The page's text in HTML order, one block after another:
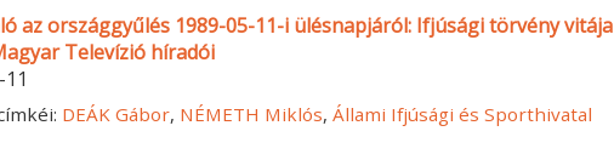
az országgyűlés 1989-05-11-i ülésnapjáról: Ifjúsági törvény vitája
Televízió híradói
DEÁK Gábor, NÉMETH Miklós,Állami Ifjúsági és Sporthivatal